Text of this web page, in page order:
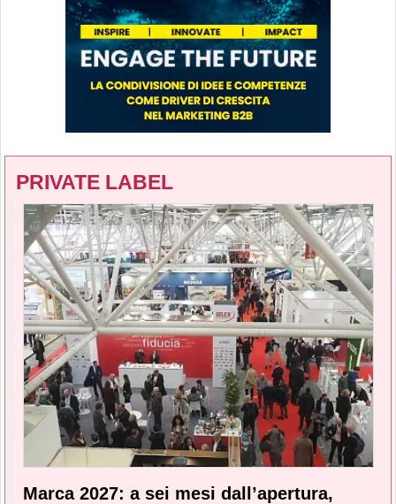
PRIVATE LABEL
Marca 2027: a sei mesi dall’apertura,